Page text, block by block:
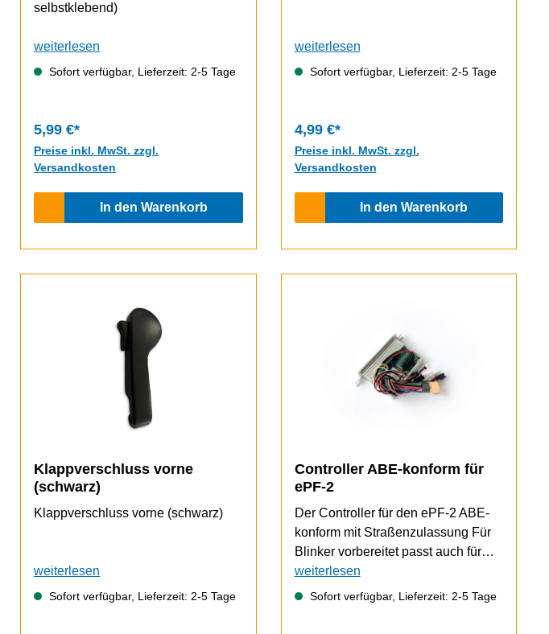
selbstklebend)
weiterlesen
Sofort verfügbar, Lieferzeit: 2-5 Tage
5,99 €*
Preise inkl. MwSt. zzgl.
Versandkosten
In den Warenkorb
weiterlesen
Sofort verfügbar, Lieferzeit: 2-5 Tage
4,99 €*
Preise inkl. MwSt. zzgl.
Versandkosten
In den Warenkorb
Klappverschluss vorne
(schwarz)
Klappverschluss vorne (schwarz)
weiterlesen
Sofort verfügbar, Lieferzeit: 2-5 Tage
Controller ABE-konform für
ePF-2
Der Controller für den ePF-2 ABE-
konform mit Straßenzulassung Für
Blinker vorbereitet passt auch für
ePF-2 ohne Blinker
weiterlesen
Sofort verfügbar, Lieferzeit: 2-5 Tage